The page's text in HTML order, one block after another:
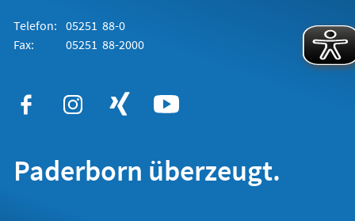
Telefon: 05251 88-0
Fax:
05251 88-2000
Paderborn überzeugt.